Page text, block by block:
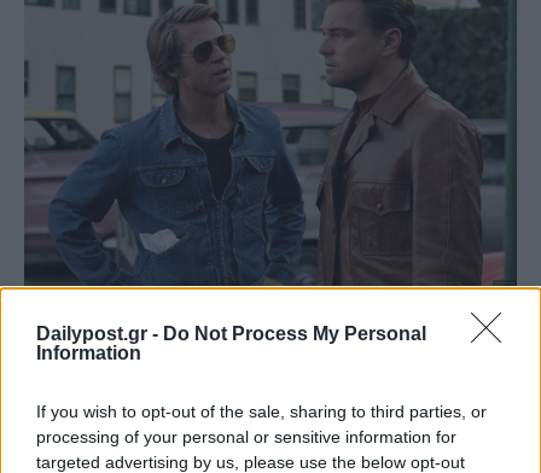
Dailypost.gr - Do Not Process My Personal
Information
If you wish to opt-out of the sale, sharing to third parties, or
processing of your personal or sensitive information for
targeted advertising by us, please use the below opt-out